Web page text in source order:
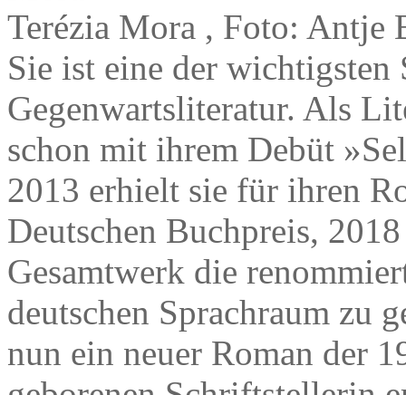
Terézia Mora , Foto: Antje
Sie ist eine der wichtigsten
Gegenwartsliteratur. Als
schon mit ihrem Debüt
2013 erhielt sie für ihren
Deutschen Buchpreis,
Gesamtwerk die
deutschen Sprachraum zu
nun ein neuer Roman der